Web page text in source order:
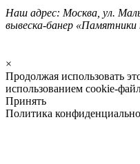
Наш адрес: Москва, ул.
вывеска-банер
×
Продолжая использовать
использованием cookie-
Принять
Политика